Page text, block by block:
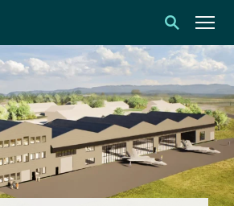
Referanser